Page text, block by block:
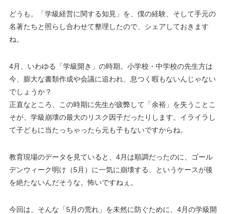
どうも。「学級経営に関する知見」を、僕の経験、そして手元の
名著たちと照らし合わせて整理したので、シェアしておきます
ね。
4月、いわゆる「学級開き」の時期。小学校・中学校の先生方は
今、膨大な書類作成や会議に追われ、息つく暇もないんじゃない
でしょうか？
正直なところ、この時期に先生が疲弊して「余裕」を失うことこ
そが、学級崩壊の最大のリスク因子だったりします。イライラし
て子どもに当たっちゃったら元も子もないですからね。
教育現場のデータを見ていると、4月は順調だったのに、ゴール
デンウィーク明け（5月）に一気に崩壊する、というケースが後
を絶たないんだそうな。怖いですねぇ。
今回は、そんな「5月の荒れ」を未然に防ぐために、4月の学級開